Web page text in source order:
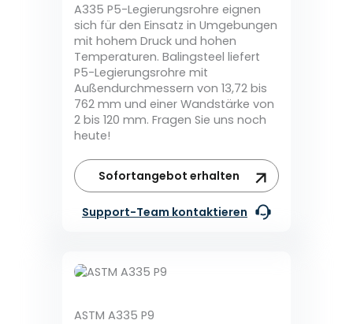
A335 P5-Legierungsrohre eignen
sich für den Einsatz in Umgebungen
mit hohem Druck und hohen
Temperaturen. Balingsteel liefert
P5-Legierungsrohre mit
Außendurchmessern von 13,72 bis
762 mm und einer Wandstärke von
2 bis 120 mm. Fragen Sie uns noch
heute!
Sofortangebot erhalten
Support-Team kontaktieren
ASTM A335 P9